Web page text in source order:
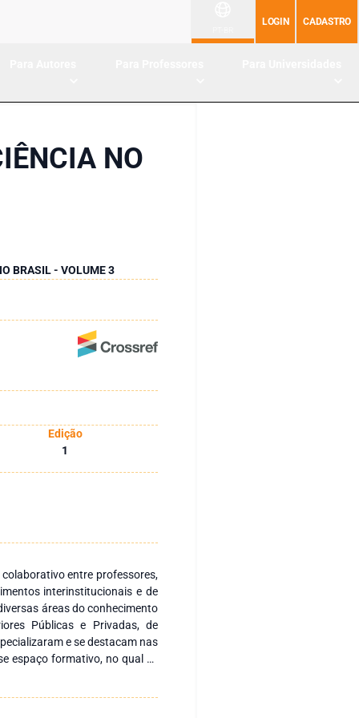
LOGIN CADASTRO
NO
BRASIL - VOLUME 3
Edição
1
entre professores,
interinstitucionais e de
áreas do conhecimento
Públicas e Privadas, de
e se destacam nas
espaço formativo, no qual se
de Ciências Agrárias e toda a
Agronômica, Engenharia